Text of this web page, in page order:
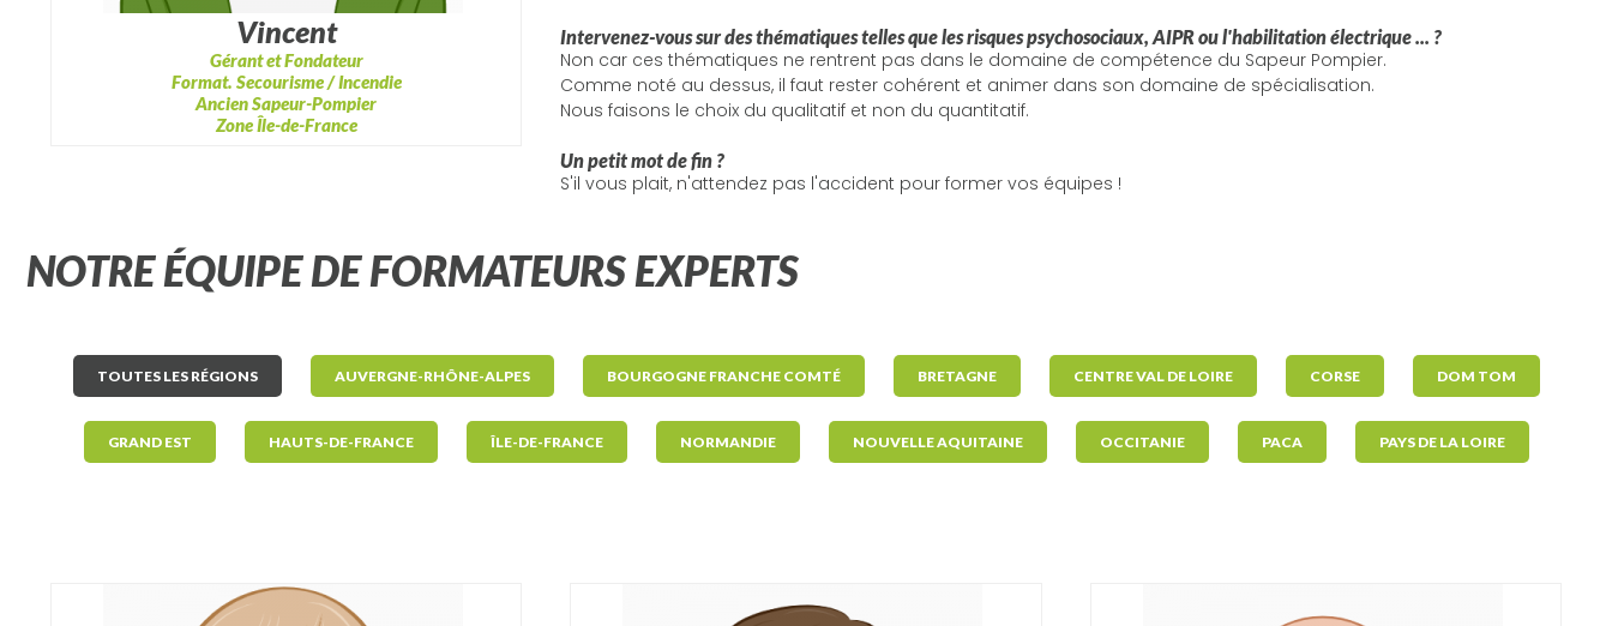
Vincent
Gérant et Fondateur
Format. Secourisme / Incendie
Ancien Sapeur-Pompier
Zone Île-de-France
Intervenez-vous sur des thématiques telles que les risques psychosociaux, AIPR ou l'habilitation électrique ... ?
Non car ces thématiques ne rentrent pas dans le domaine de compétence du Sapeur Pompier.
Comme noté au dessus, il faut rester cohérent et animer dans son domaine de spécialisation.
Nous faisons le choix du qualitatif et non du quantitatif.
Un petit mot de fin ?
S'il vous plait, n'attendez pas l'accident pour former vos équipes !
NOTRE ÉQUIPE DE FORMATEURS EXPERTS
TOUTES LES RÉGIONS AUVERGNE-RHÔNE-ALPES BOURGOGNE FRANCHE COMTÉ BRETAGNE CENTRE VAL DE LOIRE CORSE DOM TOM
GRAND EST HAUTS-DE-FRANCE ÎLE-DE-FRANCE NORMANDIE NOUVELLE AQUITAINE OCCITANIE PACA PAYS DE LA LOIRE